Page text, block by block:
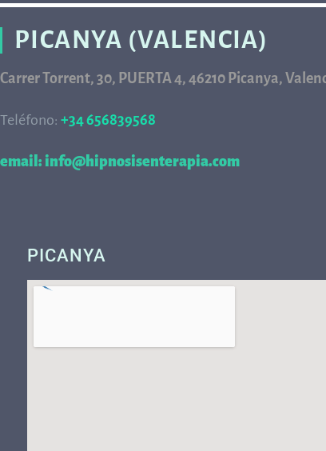
PICANYA (VALENCIA)
Carrer Torrent, 30, PUERTA 4, 46210 Picanya,
Teléfono: +34 656839568
email: info@hipnosisenterapia.com
PICANYA